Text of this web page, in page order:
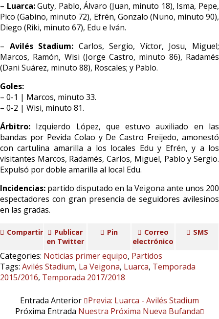
– Luarca:Guty, Pablo, Álvaro (Juan, minuto 18), Isma, Pepe,
Pico (Gabino, minuto 72), Efrén, Gonzalo (Nuno, minuto 90),
Diego (Riki, minuto 67), Edu e Iván.
– Avilés Stadium: Carlos, Sergio, Víctor, Josu, Miguel;
Marcos, Ramón, Wisi (Jorge Castro, minuto 86), Radamés
(Dani Suárez, minuto 88), Roscales; y Pablo.
Goles:
– 0-1 | Marcos, minuto 33.
– 0-2 | Wisi, minuto 81.
Árbitro: Izquierdo López, que estuvo auxiliado en las
bandas por Pevida Colao y De Castro Freijedo, amonestó
con cartulina amarilla a los locales Edu y Efrén, y a los
visitantes Marcos, Radamés, Carlos, Miguel, Pablo y Sergio.
Expulsó por doble amarilla al local Edu.
Incidencias: partido disputado en la Veigona ante unos 200
espectadores con gran presencia de seguidores avilesinos
en las gradas.
Compartir
Publicar
en Twitter
Pin
Correo
electrónico
SMS
Categories: Noticias primer equipo, Partidos
Tags: Avilés Stadium, La Veigona, Luarca, Temporada
2015/2016, Temporada 2017/2018
Entrada Anterior
Previa: Luarca - Avilés Stadium
Próxima Entrada Nuestra Próxima Nueva Bufanda